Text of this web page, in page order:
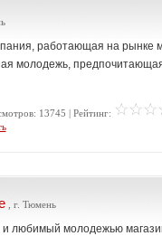
работающая на рынке
молодежь,
13745 | Рейтинг:
, г. Тюмень
любимый молодежью